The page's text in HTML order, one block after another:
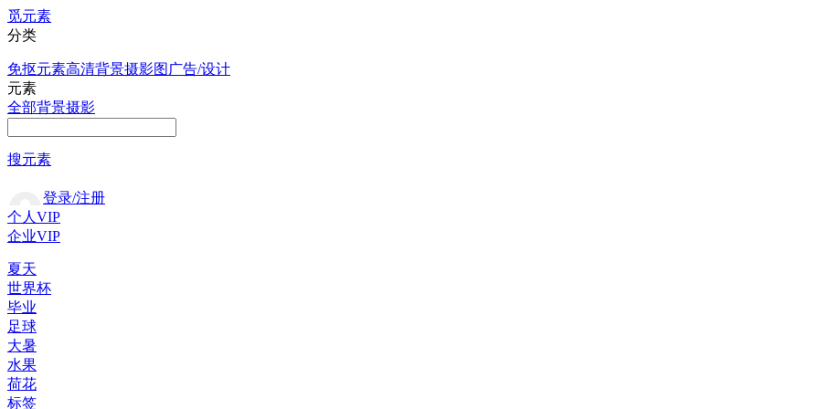
觅元素
分类
免抠元素高清背景摄影图 广告/设计
元素
全部背景摄影
搜元素
登录/注册
个人VIP
企业VIP
夏天
世界杯
毕业
足球
大暑
水果
荷花
标签